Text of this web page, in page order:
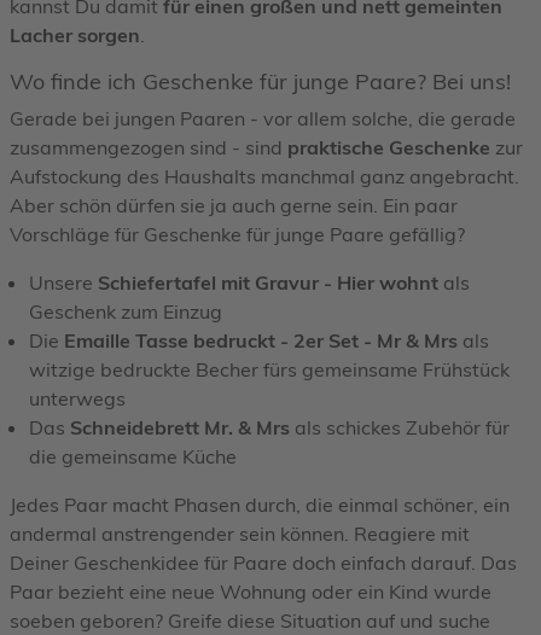
kannst Du damit für einen großen und nett gemeinten
Lacher sorgen
Wo finde ich Geschenke für junge Paare? Bei uns!
Gerade bei jungen Paaren - vor allem solche, die gerade
zusammengezogen sind - sind praktische Geschenke zur
Aufstockung des Haushalts manchmal ganz angebracht.
Aber schön dürfen sie ja auch gerne sein. Ein paar
Vorschläge für Geschenke für junge Paare gefällig?
Unsere Schiefertafel mit Gravur - Hier wohnt als
Geschenk zum Einzug
Die Emaille Tasse bedruckt - 2er Set - Mr & Mrs als
witzige bedruckte Becher fürs gemeinsame Frühstück
unterwegs
Das Schneidebrett Mr. & Mrs als schickes Zubehör für
die gemeinsame Küche
Jedes Paar macht Phasen durch, die einmal schöner, ein
andermal anstrengender sein können. Reagiere mit
Deiner Geschenkidee für Paare doch einfach darauf. Das
Paar bezieht eine neue Wohnung oder ein Kind wurde
soeben geboren? Greife diese Situation auf und suche